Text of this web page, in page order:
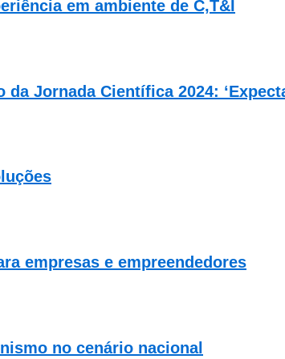
em ambiente de C,T&I
Jornada Científica 2024:
empresas e empreendedores
no cenário nacional